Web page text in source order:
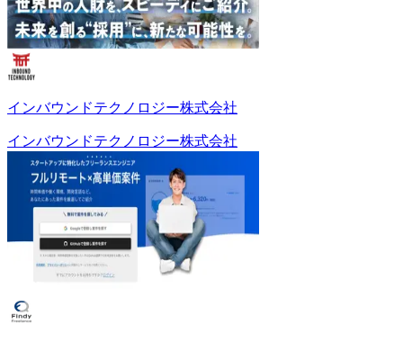
インバウンドテクノロジー株式会社
インバウンドテクノロジー株式会社